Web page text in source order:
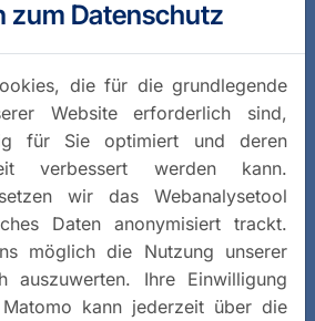
zum Datenschutz
die für die grundlegende
Website erforderlich sind,
für Sie optimiert und deren
verbessert werden kann.
wir das Webanalysetool
Daten anonymisiert trackt.
möglich die Nutzung unserer
auszuwerten. Ihre Einwilligung
kann jederzeit über die